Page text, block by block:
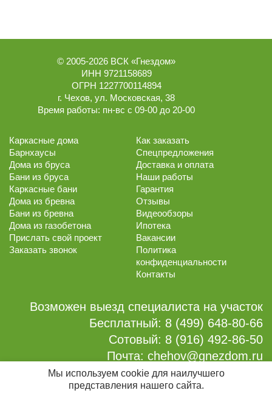
© 2005-2026 ВСК «Гнездом»
ИНН 9721158689
ОГРН 1227700114894
г. Чехов, ул. Московская, 38
Время работы: пн-вс с 09-00 до 20-00
Каркасные дома
Барнхаусы
Дома из бруса
Бани из бруса
Каркасные бани
Дома из бревна
Бани из бревна
Дома из газобетона
Прислать свой проект
Заказать звонок
Как заказать
Спецпредложения
Доставка и оплата
Наши работы
Гарантия
Отзывы
Видеообзоры
Ипотека
Вакансии
Политика
конфиденциальности
Контакты
Возможен выезд специалиста на участок
Бесплатный: 8 (499) 648-80-66
Сотовый: 8 (916) 492-86-50
Почта: chehov@gnezdom.ru
Мы в соцсетях:
Мы используем cookie для наилучшего
представления нашего сайта.